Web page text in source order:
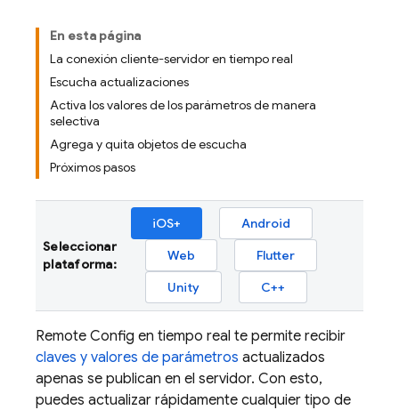
En esta página
La conexión cliente-servidor en tiempo real
Escucha actualizaciones
Activa los valores de los parámetros de manera
selectiva
Agrega y quita objetos de escucha
Próximos pasos
Seleccionar
plataforma:
iOS+
Android
Web
Flutter
Unity
C++
Remote Config en tiempo real te permite recibir
claves y valores de parámetros actualizados
apenas se publican en el servidor. Con esto,
puedes actualizar rápidamente cualquier tipo de